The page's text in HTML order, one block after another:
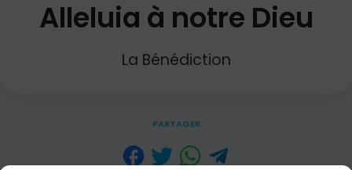
Alleluia à notre Dieu
La Bénédiction
PARTAGER